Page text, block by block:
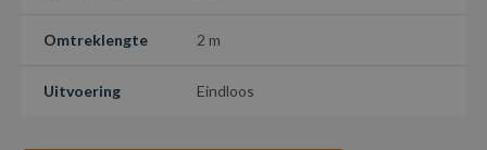
Omtreklengte 2 m
Uitvoering Eindloos